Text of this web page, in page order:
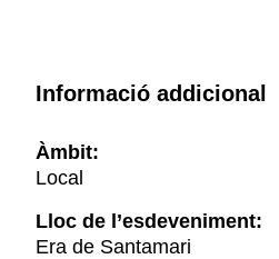
Informació addicional
Àmbit:
Local
Lloc de l’esdeveniment:
Era de Santamari